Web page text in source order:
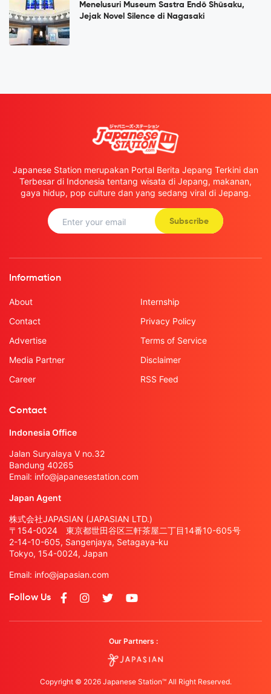
Menelusuri Museum Sastra Endō Shūsaku,
Jejak Novel Silence di Nagasaki
Japanese Station merupakan Portal Berita Jepang Terkini dan
Terbesar di Indonesia tentang wisata di Jepang, makanan,
gaya hidup, pop culture dan yang sedang viral di Jepang.
Subscribe
Information
About
Contact
Advertise
Media Partner
Career
Internship
Privacy Policy
Terms of Service
Disclaimer
RSS Feed
Contact
Indonesia Office
Jalan Suryalaya V no.32
Bandung 40265
Email: info@japanesestation.com
Japan Agent
株式会社JAPASIAN (JAPASIAN LTD.)
〒154-0024 東京都世田谷区三軒茶屋二丁目14番10-605号
2-14-10-605, Sangenjaya, Setagaya-ku
Tokyo, 154-0024, Japan
Email: info@japasian.com
Follow Us
Our Partners :
Copyright © 2026 Japanese Station™ All Right Reserved.